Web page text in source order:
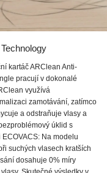
kartáč ARClean Anti-
pracují v dokonalé
využívá
zamotávání, zatímco
a odstraňuje vlasy a
úklid s
Na modelu
suchých vlasech kratších
dosahuje 0% míry